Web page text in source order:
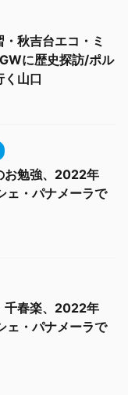
秋吉台エコ・ミ
に歴史探訪/ポル
く山口
お勉強、2022年
ェ・パナメーラで
千春楽、2022年
ェ・パナメーラで